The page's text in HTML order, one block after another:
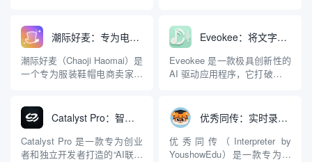
易被忽视的问题。它不要求用
户构建复杂的图表，而是利用
人工智能技术，直接接入现有
的数据源（如 PostHog, Mi...
知识、演奏乐器或使用复杂的
数字音频工作站（DAW），只
需输入一段文字描述或具体的
歌词，就能生成一首完整的歌
潮际好麦：专为电商卖家打造的AI模特试衣与商拍图生成工具
潮际好麦（Chaoji Haomai）是
一个专为服装鞋帽电商卖家设
中“模特贵、拍摄慢、修图难”
的核心痛点。该平台利用
AIGC（人工智能生成内容）技
术，让用户无需聘请真实模特
Eveokee：将文字日记自动转化为个性化音乐的AI生成工具
Eveokee 是一款极具创新性的
AI 驱动应用程序，它打破了传
的日记变成声音”，利用人工智
能技术分析用户输入的文字内
容和潜在情绪，自动谱写并生
成一首独一无二的歌曲。用户
Catalyst Pro：智能商业创意验证与AI联合创始人，模拟投资人视角评估创业点子，生成可行性分析报告
Catalyst Pro 是一款专为创业
者和独立开发者打造的“AI联合
优秀同传：实时录音并翻译多语言的AI同声传译工具
优秀同传（Interpreter by
YoushowEdu）是一款专为解